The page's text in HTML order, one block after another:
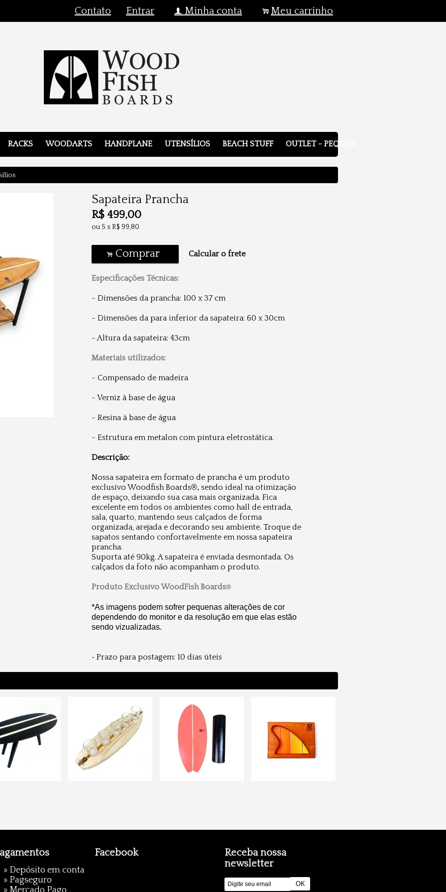
Contato Entrar f Minha conta .Meu carrinho
RACKS WOODARTS HANDPLANE UTENSÍLIOS BEACH STUFF OUTLET - PEQUENOS DEFEITOS
Sapateira Prancha
R$ 499,00
ou 5 xR$ 99,80
. Comprar Calcular o frete
Especificações Técnicas:
- Dimensões da prancha: 100 x 37 cm
- Dimensões da para inferior da sapateira: 60 x 30cm
- Altura da sapateira: 43cm
Materiais utilizados:
- Compensado de madeira
- Verniz à base de água
- Resina à base de água
- Estrutura em metalon com pintura eletrostática.
Descrição:
Nossa sapateira em formato de prancha é um produto
exclusivo Woodfish Boards®, sendo ideal na otimização
de espaço, deixando sua casa mais organizada. Fica
excelente em todos os ambientes como hall de entrada,
sala, quarto, mantendo seus calçados de forma
organizada, arejada e decorando seu ambiente. Troque de
sapatos sentando confortavelmente em nossa sapateira
prancha.
Suporta até 90kg. A sapateira é enviada desmontada. Os
calçados da foto não acompanham o produto.
Produto Exclusivo WoodFish Boards®
*As imagens podem sofrer pequenas alterações de cor
dependendo do monitor e da resolução em que elas estão
sendo vizualizadas.
• Prazo para postagem: 10 dias úteis
» Depósito em conta
» Pagseguro
» Mercado Pago
Facebook
Receba nossa
newsletter